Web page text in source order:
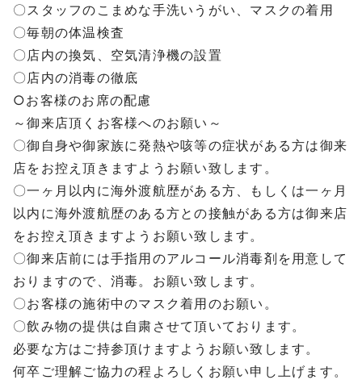
〇スタッフのこまめな手洗いうがい、マスクの着用
〇毎朝の体温検査
〇店内の換気、空気清浄機の設置
〇店内の消毒の徹底
○お客様のお席の配慮
～御来店頂くお客様へのお願い～
〇御自身や御家族に発熱や咳等の症状がある方は御来
店をお控え頂きますようお願い致します。
〇一ヶ月以内に海外渡航歴がある方、もしくは一ヶ月
以内に海外渡航歴のある方との接触がある方は御来店
をお控え頂きますようお願い致します。
〇御来店前には手指用のアルコール消毒剤を用意して
おりますので、消毒。お願い致します。
〇お客様の施術中のマスク着用のお願い。
〇飲み物の提供は自粛させて頂いております。
必要な方はご持参頂けますようお願い致します。
何卒ご理解ご協力の程よろしくお願い申し上げます。